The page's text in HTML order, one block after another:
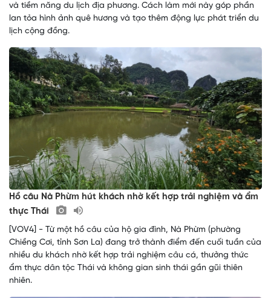
và tiềm năng du lịch địa phương. Cách làm mới này góp phần
lan tỏa hình ảnh quê hương và tạo thêm động lực phát triển du
lịch cộng đồng.
Hồ câu Nà Phừm hút khách nhờ kết hợp trải nghiệm và ẩm
thực Thái
[VOV4] - Từ một hồ câu của hộ gia đình, Nà Phừm (phường
Chiềng Cơi, tỉnh Sơn La) đang trở thành điểm đến cuối tuần của
nhiều du khách nhờ kết hợp trải nghiệm câu cá, thưởng thức
ẩm thực dân tộc Thái và không gian sinh thái gần gũi thiên
nhiên.